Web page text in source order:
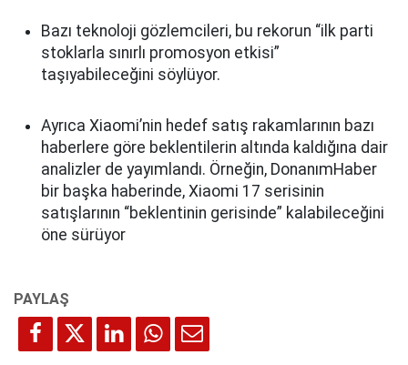
Bazı teknoloji gözlemcileri, bu rekorun “ilk parti
stoklarla sınırlı promosyon etkisi”
taşıyabileceğini söylüyor.
Ayrıca Xiaomi’nin hedef satış rakamlarının bazı
haberlere göre beklentilerin altında kaldığına dair
analizler de yayımlandı. Örneğin, DonanımHaber
bir başka haberinde, Xiaomi 17 serisinin
satışlarının “beklentinin gerisinde” kalabileceğini
öne sürüyor